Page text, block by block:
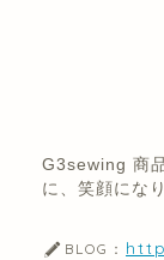
G3sewing 商
に、笑顔にな
BLOG：